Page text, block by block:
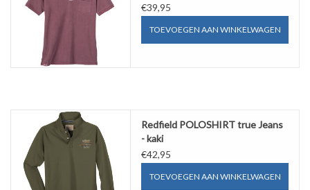
€39,95
TOEVOEGEN AAN WINKELWAGEN
Redfield POLOSHIRT true Jeans
- kaki
€42,95
TOEVOEGEN AAN WINKELWAGEN